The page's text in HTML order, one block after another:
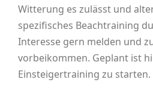
Witterung es zulässt und
spezifisches Beachtraining
Interesse gern melden und
vorbeikommen. Geplant ist
Einsteigertraining zu starten.